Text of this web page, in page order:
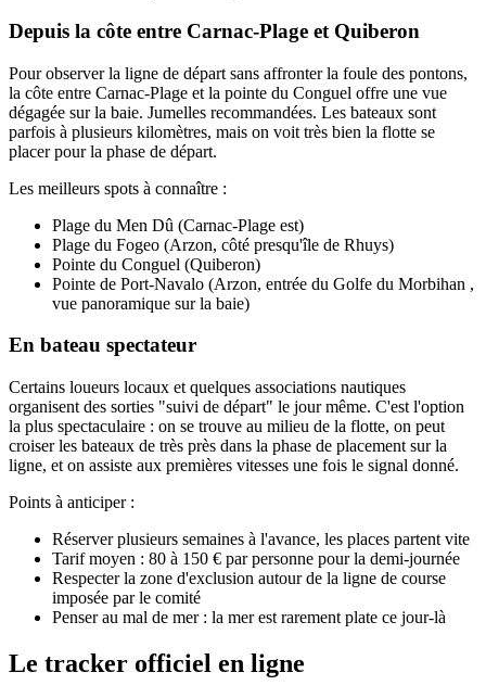
Depuis la côte entre Carnac-Plage et Quiberon
Pour observer la ligne de départ sans affronter la foule des pontons,
la côte entre Carnac-Plage et la pointe du Conguel offre une vue
dégagée sur la baie. Jumelles recommandées. Les bateaux sont
parfois à plusieurs kilomètres, mais on voit très bien la flotte se
placer pour la phase de départ.
Les meilleurs spots à connaître :
Plage du Men Dû (Carnac-Plage est)
Plage du Fogeo (Arzon, côté presqu'île de Rhuys)
Pointe du Conguel (Quiberon)
Pointe de Port-Navalo (Arzon, entrée du Golfe du Morbihan ,
vue panoramique sur la baie)
En bateau spectateur
Certains loueurs locaux et quelques associations nautiques
organisent des sorties "suivi de départ" le jour même. C'est l'option
la plus spectaculaire : on se trouve au milieu de la flotte, on peut
croiser les bateaux de très près dans la phase de placement sur la
ligne, et on assiste aux premières vitesses une fois le signal donné.
Points à anticiper :
Réserver plusieurs semaines à l'avance, les places partent vite
Tarif moyen : 80 à 150 € par personne pour la demi-journée
Respecter la zone d'exclusion autour de la ligne de course
imposée par le comité
Penser au mal de mer : la mer est rarement plate ce jour-là
Le tracker officiel en ligne